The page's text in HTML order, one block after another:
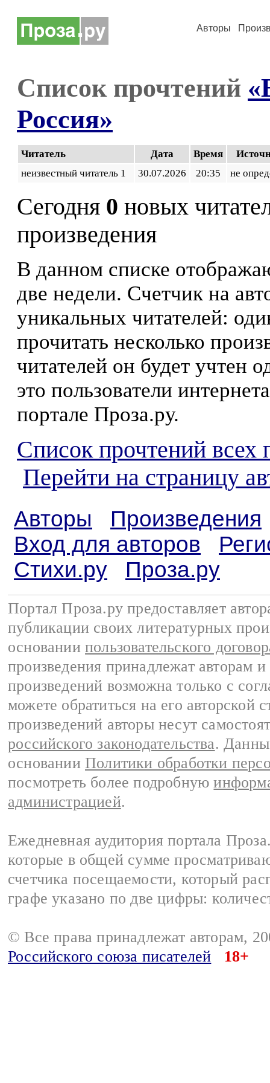
Авторы
Список прочтений
Россия»
Читатель Дата Время
неизвестный читатель 1
30.07.2026 20:35 не
Сегодня 0 новых
произведения
В данном списке
две недели. Счетчик на
уникальных читателей:
прочитать несколько
читателей он будет учтен
это пользователи
портале Проза.ру.
Список прочтений всех
Перейти на страницу
Авторы
Произведения
Вход для авторов
Стихи.ру
Проза.ру
Портал Проза.ру предоставляет
публикации своих литературных
основании пользовательского
произведения принадлежат авторам
произведений возможна только с
можете обратиться на его авторской
произведений авторы несут
российского законодательства.
основании Политики обработки
посмотреть более подробную
администрацией.
Ежедневная аудитория портала
которые в общей сумме
счетчика посещаемости, который
графе указано по две цифры:
© Все права принадлежат авторам,
Российского союза писателей
18+